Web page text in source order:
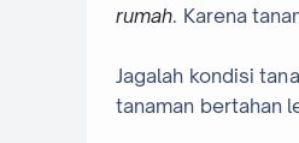
rumah. Karena
Jagalah kondisi
tanaman bertahan